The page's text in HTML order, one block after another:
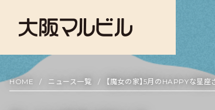
HOME ニュース一覧 【魔女の家】5月のHAPPYな星座